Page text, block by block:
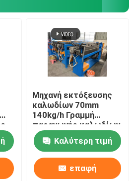
Μηχανή εκτόξευσης
καλωδίων 70mm
140kg/h Γραμμή
παραγωγής καλωδίων
διαδικτύου
Καλύτερη τιμή
επαφή